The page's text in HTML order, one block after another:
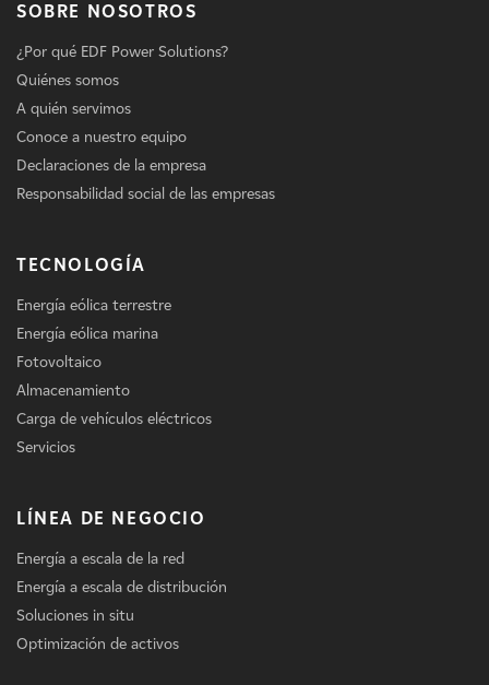
SOBRE NOSOTROS
¿Por qué EDF Power Solutions?
Quiénes somos
A quién servimos
Conoce a nuestro equipo
Declaraciones de la empresa
Responsabilidad social de las empresas
TECNOLOGÍA
Energía eólica terrestre
Energía eólica marina
Fotovoltaico
Almacenamiento
Carga de vehículos eléctricos
Servicios
LÍNEA DE NEGOCIO
Energía a escala de la red
Energía a escala de distribución
Soluciones in situ
Optimización de activos